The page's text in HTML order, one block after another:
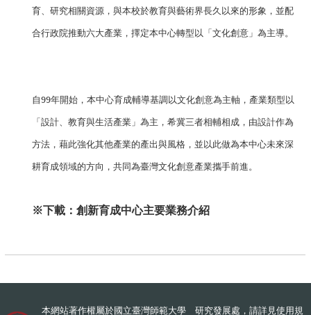
育、研究相關資源，與本校於教育與藝術界長久以來的形象，並配
合行政院推動六大產業，擇定本中心轉型以「文化創意」為主導。
自99年開始，本中心育成輔導基調以文化創意為主軸，產業類型以
「設計、教育與生活產業」為主，希冀三者相輔相成，由設計作為
方法，藉此強化其他產業的產出與風格，並以此做為本中心未來深
耕育成領域的方向，共同為臺灣文化創意產業攜手前進。
※下載： 創新育成中心主要業務介紹
本網站著作權屬於國立臺灣師範大學 研究發展處，請詳見使用規